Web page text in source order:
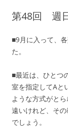
第48回 週
■9月に入って、
た。
■最近は、ひとつ
室を指定してAと
ような方式がと
遠いけれど、そ
でしょう。